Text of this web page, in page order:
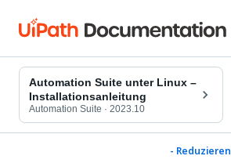
Automation Suite unter Linux –
Installationsanleitung
Automation Suite · 2023.10
- Reduzieren